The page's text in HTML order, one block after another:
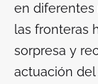
en diferentes
las fronteras
sorpresa y
actuación